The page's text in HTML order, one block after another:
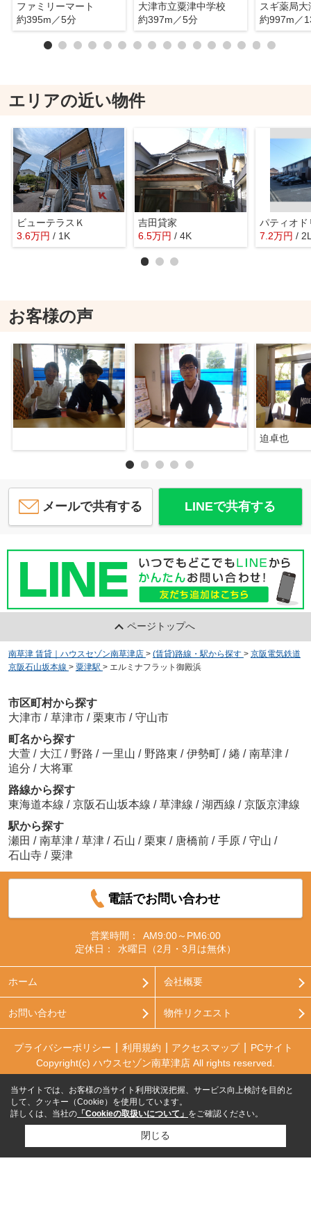
ファミリーマート
約395m／5分
大津市立粟津中学校
約397m／5分
約997m／
エリアの近い物件
ビューテラスＫ
3.6万円 / 1K
吉田貸家
6.5万円 / 4K
パティオド
7.2万円 /
お客様の声
迫卓也
メールで共有する LINEで共有する
ページトップへ
南草津 賃貸｜ハウスセゾン南草津店 > (賃貸)路線・駅から探す > 京阪電気鉄道
京阪石山坂本線 > 粟津駅 > エルミナフラット御殿浜
市区町村から探す
大津市 / 草津市 / 栗東市 / 守山市
町名から探す
大萱 / 大江 / 野路 / 一里山 / 野路東 / 伊勢町 / 綣 / 南草津 /
追分 / 大将軍
路線から探す
東海道本線 / 京阪石山坂本線 / 草津線 / 湖西線 / 京阪京津線
駅から探す
瀬田 / 南草津 / 草津 / 石山 / 栗東 / 唐橋前 / 手原 / 守山 /
石山寺 / 粟津
電話でお問い合わせ
営業時間：
AM9:00～PM6:00
定休日：
水曜日（2月・3月は無休）
ホーム 会社概要
お問い合わせ 物件リクエスト
プライバシーポリシー 利用規約 アクセスマップ
PCサイト
Copyright(c) ハウスセゾン南草津店 All rights reserved.
当サイトでは、お客様の当サイト利用状況把握、サービス向上検討を目的と
して、クッキー（Cookie）を使用しています。
詳しくは、当社の 「Cookieの取扱いについて」 をご確認ください。
閉じる